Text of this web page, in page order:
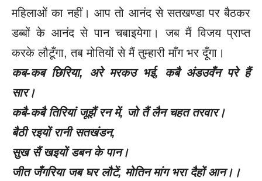
महिलाओं का नहीं। आप तो आनंद से सतखण्डा पर बैठकर
डब्बों के आनंद से पान चबाइयेगा। जब मैं विजय प्राप्त
करके लौटूँगा, तब मोतियों से मैं तुम्हारी माँग भर दूँगा।
कब-कब छिरिया, अरे मरकउ भई, कबै अंडउवँन परे हैं
सार।
कबै-कबै तिरियां जूझैं रन में, जो तैं लैन चहत तरवार।
बैठी रइयों रानी सतखंडन,
सुख सैं खइयों डबन के पान।
जीत जँगरिया जब घर लौटें, मोतिन मांग भरा दैहों आन।।